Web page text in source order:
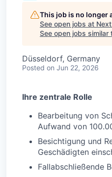
This job is no longer
See open jobs at
See open jobs similar
Düsseldorf, Germany
Posted on Jun 22, 2026
Ihre zentrale Rolle
Bearbeitung von
Aufwand von
Besichtigung und
Geschädigten
Fallabschließende